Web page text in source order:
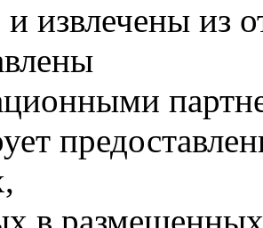
и извлечены из